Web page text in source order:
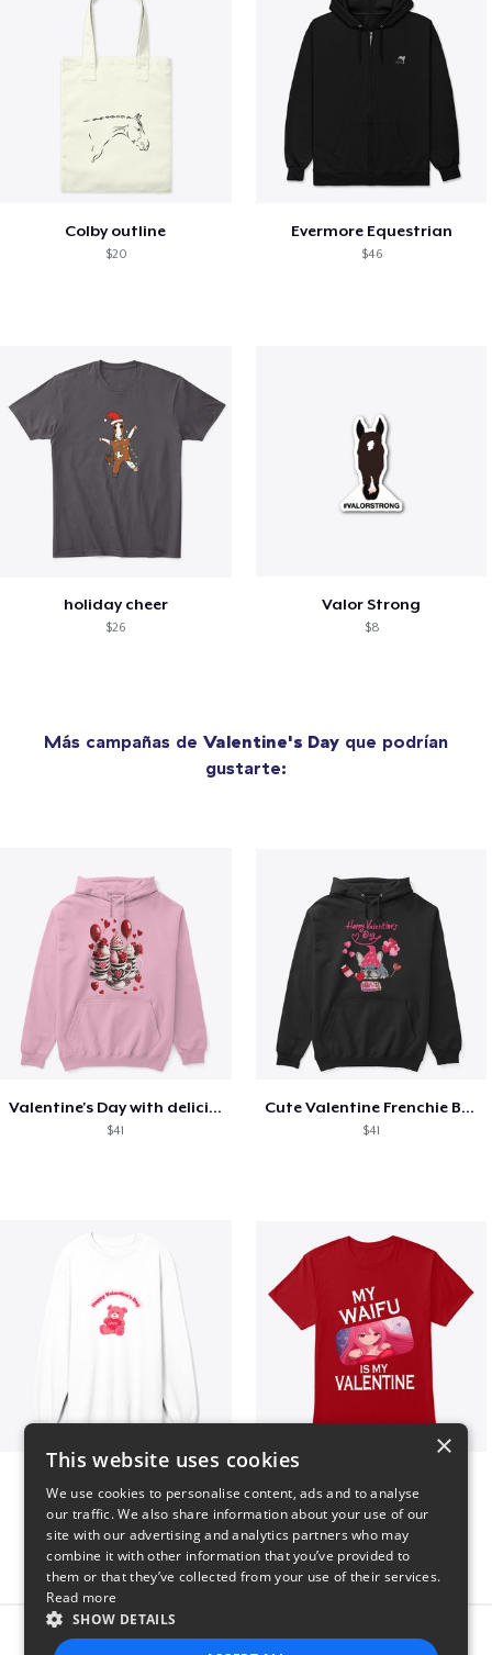
Colby outline
$20
Evermore Equestrian
$46
holiday cheer
$26
Valor Strong
$8
Más campañas de Valentine's Day que podrían
gustarte:
Valentine's Day with delicious food
$41
Cute Valentine Frenchie Bulldog
$41
Report this product
×
This website uses cookies
We use cookies to personalise content, ads and to analyse
our traffic. We also share information about your use of our
site with our advertising and analytics partners who may
combine it with other information that you’ve provided to
them or that they’ve collected from your use of their services.
Read more
SHOW DETAILS